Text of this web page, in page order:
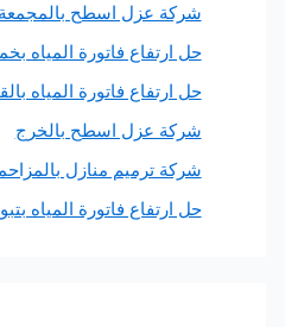
شركة عزل اسطح بالمجمعة
حل ارتفاع فاتورة المياه بخميس مشيط
حل ارتفاع فاتورة المياه بالقصيم
شركة عزل اسطح بالخرج
شركة ترميم منازل بالمزاحمية
حل ارتفاع فاتورة المياه بتبوك